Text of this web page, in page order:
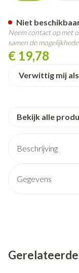
€ 19,78
Verwittig mij
Niet
Neem contact op met
samen de
Bekijk alle
Beschrijving
Gegevens
Merken